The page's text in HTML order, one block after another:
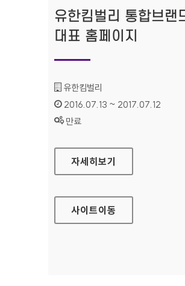
유한킴벌리 통합브랜
대표 홈페이지
기관명 :
유한킴벌리
인증기간 :
2016.07.13 ~ 2017.07.12
상태 :
만료
유한킴벌리 통합브랜드 대표
자세히보기
사이트이동